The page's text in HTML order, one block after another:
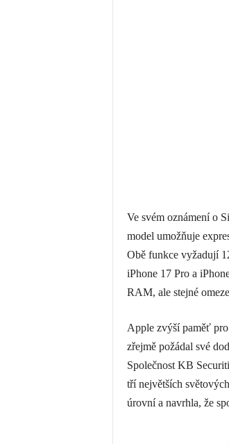
Ve svém oznámení o
model umožňuje
Obě funkce vyžadují
iPhone 17 Pro a
RAM, ale stejné
Apple zvýší paměť
zřejmě požádal své
Společnost KB
tří největších
úrovní a navrhla, že